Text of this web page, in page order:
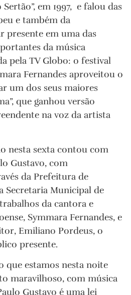
em 1997, e falou das
e também da
presente em uma das
da música
pela TV Globo: o festival
Fernandes aproveitou o
um dos seus maiores
que ganhou versão
na voz da artista
nesta sexta contou com
Gustavo, com
da Prefeitura de
Secretaria Municipal de
da cantora e
Symmara Fernandes, e
Emiliano Pordeus, o
presente.
que estamos nesta noite
maravilhoso, com música
Gustavo é uma lei